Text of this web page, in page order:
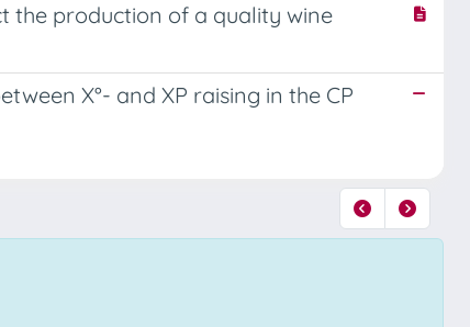
the production of a quality wine
X°- and XP raising in the CP